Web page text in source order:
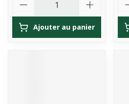
Ajouter au panier